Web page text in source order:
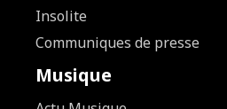
Insolite
Communiques de presse
Musique